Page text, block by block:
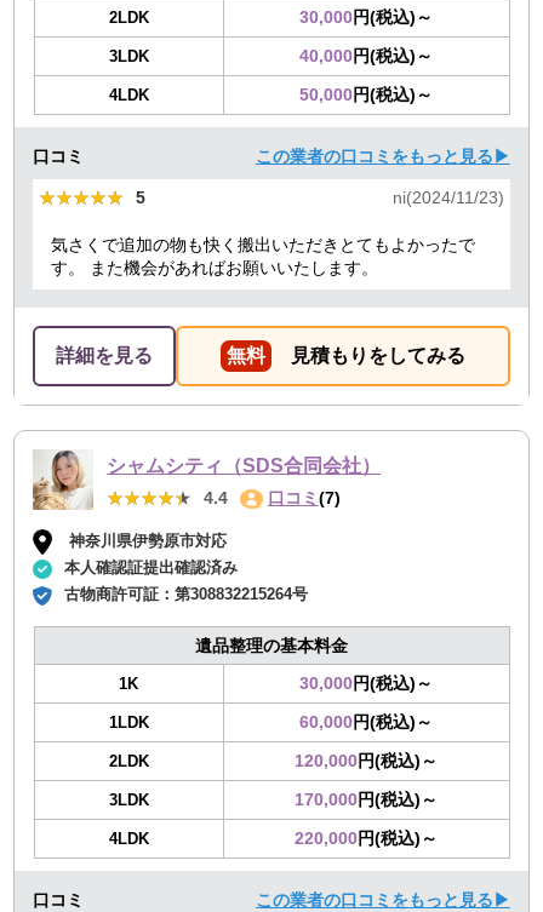
2LDK 30,000円(税込)～
3LDK 40,000円(税込)～
4LDK 50,000円(税込)～
口コミ この業者の口コミをもっと見る▶
★★★★★
★★★★★ 5 ni(2024/11/23)
気さくで追加の物も快く搬出いただきとてもよかったで
す。 また機会があればお願いいたします。
詳細を見る 無料 見積もりをしてみる
シャムシティ（SDS合同会社）
★★★★★
★★★★★ 4.4 口コミ (7)
神奈川県伊勢原市対応
本人確認証提出確認済み
古物商許可証：第308832215264号
遺品整理の基本料金
1K 30,000円(税込)～
1LDK 60,000円(税込)～
2LDK 120,000円(税込)～
3LDK 170,000円(税込)～
4LDK 220,000円(税込)～
口コミ この業者の口コミをもっと見る▶